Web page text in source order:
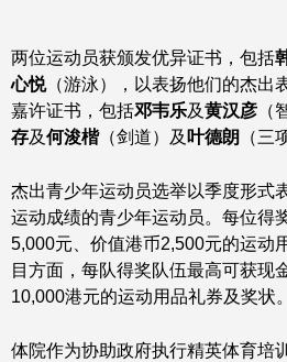
两位运动员获颁发优异证书，包括
心悦（游泳），以表扬他们的杰出
嘉许证书，包括邓韦乐及黄汉彦 （
存及何浚楷（剑道）及 叶德朗 （三
杰出青少年运动员选举以季度形式
运动成绩的青少年运动员。每位得
5,000元、价值港币2,500元的运动
目方面，每队得奖队伍最高可获现
10,000港元的运动用品礼券及奖状。
体院作为协助政府执行精英体育培